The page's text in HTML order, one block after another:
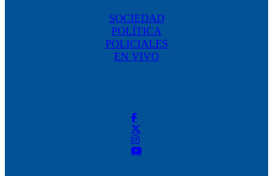
SOCIEDAD
POLÍTICA
POLICIALES
EN VIVO